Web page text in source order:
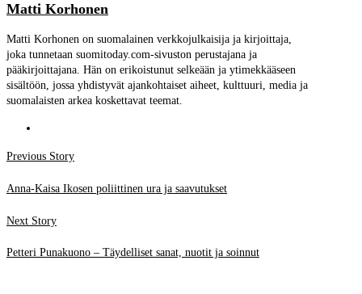
Matti Korhonen
Matti Korhonen on suomalainen verkkojulkaisija ja kirjoittaja,
joka tunnetaan suomitoday.com-sivuston perustajana ja
pääkirjoittajana. Hän on erikoistunut selkeään ja ytimekkääseen
sisältöön, jossa yhdistyvät ajankohtaiset aiheet, kulttuuri, media ja
suomalaisten arkea koskettavat teemat.
Post
navigation
Previous StoryPrevious
Anna-Kaisa Ikosen poliittinen ura ja saavutukset
Next StoryNext
Petteri Punakuono – Täydelliset sanat, nuotit ja soinnut